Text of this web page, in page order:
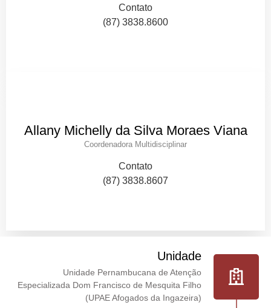
Contato
(87) 3838.8600
Allany Michelly da Silva Moraes Viana
Coordenadora Multidisciplinar
Contato
(87) 3838.8607
Unidade
Unidade Pernambucana de Atenção
Especializada Dom Francisco de Mesquita Filho
(UPAE Afogados da Ingazeira)